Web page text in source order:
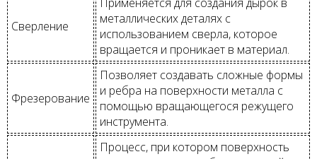
Сверление
металлических деталях с
использованием сверла, которое
вращается и проникает в материал.
Фрезерование
Позволяет создавать сложные формы
и ребра на поверхности металла с
помощью вращающегося режущего
инструмента.
Процесс, при котором поверхность